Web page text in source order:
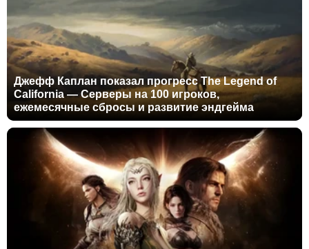
Джефф Каплан показал прогресс The Legend of
California — Серверы на 100 игроков,
ежемесячные сбросы и развитие эндгейма